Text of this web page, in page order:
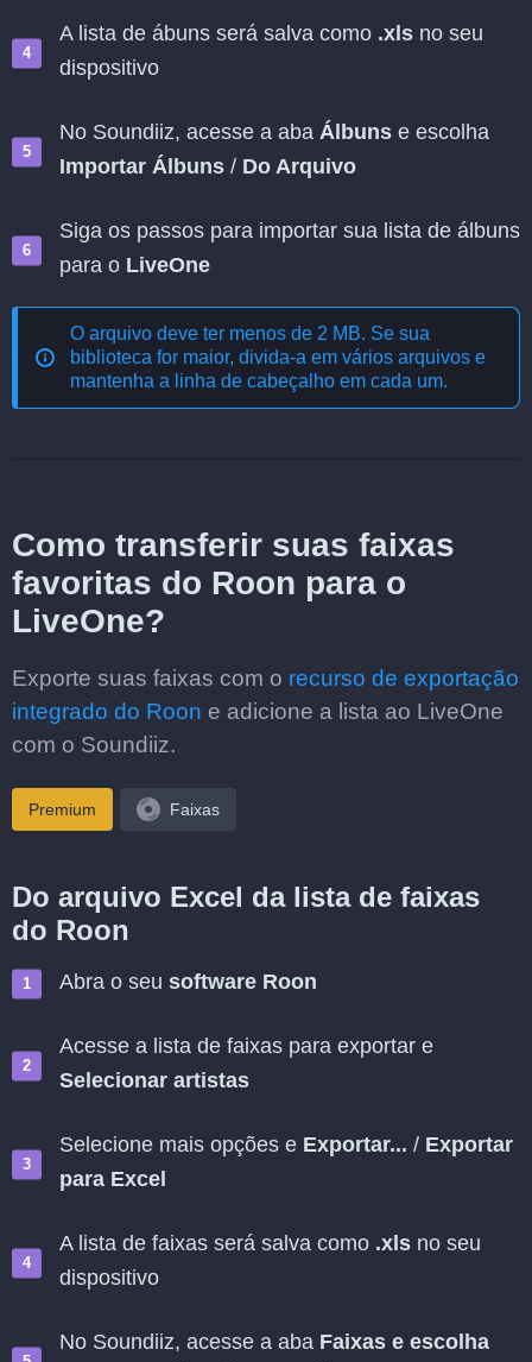
A lista de ábuns será salva como .xls no seu
dispositivo
No Soundiiz, acesse a aba Álbuns e escolha
Importar Álbuns / Do Arquivo
Siga os passos para importar sua lista de álbuns
para o LiveOne
O arquivo deve ter menos de 2 MB. Se sua
biblioteca for maior, divida-a em vários arquivos e
mantenha a linha de cabeçalho em cada um.
Como transferir suas faixas
favoritas do Roon para o
LiveOne?
Exporte suas faixas com o recurso de exportação
integrado do Roon e adicione a lista ao LiveOne
com o Soundiiz.
Premium Faixas
Do arquivo Excel da lista de faixas
do Roon
Abra o seu software Roon
Acesse a lista de faixas para exportar e
Selecionar artistas
Selecione mais opções e Exportar... / Exportar
para Excel
A lista de faixas será salva como .xls no seu
dispositivo
No Soundiiz, acesse a aba Faixas e escolha